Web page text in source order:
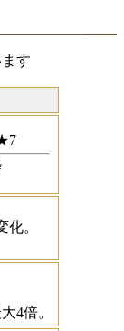
す
。
4倍。